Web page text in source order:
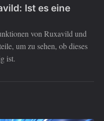
Ist es eine
von Ruxavild und
um zu sehen, ob dieses
ist.